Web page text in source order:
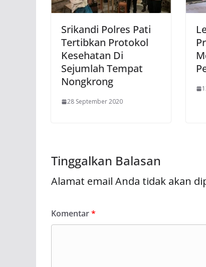
Srikandi Polres Pati
Tertibkan Protokol
Kesehatan Di
Sejumlah Tempat
Nongkrong
28 September 2020
Tinggalkan Balasan
Alamat email Anda tidak akan
Komentar*